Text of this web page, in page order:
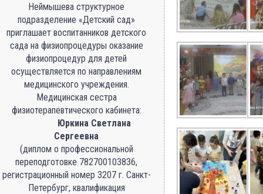
Неймышева структурное
подразделение «Детский сад»
приглашает воспитанников детского
сада на физиопроцедуры оказание
физиопроцедур для детей
осуществляется по направлениям
медицинского учреждения.
Медицинская сестра
физиотерапевтического кабинета:
Юркина Светлана
Сергеевна
(диплом о профессиональной
переподготовке 782700103836,
регистрационный номер 3207 г. Санкт-
Петербург, квалификация